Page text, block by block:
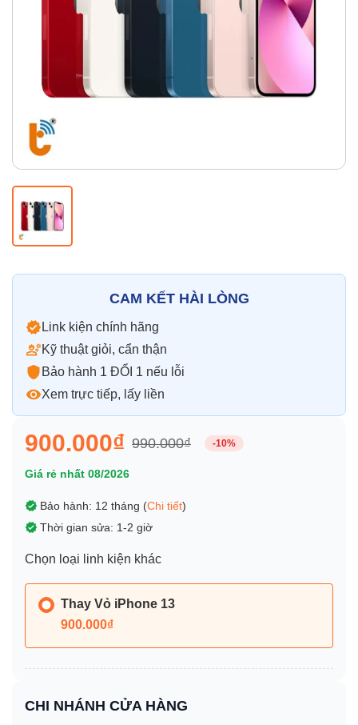
Pin Oppo
Pin Realme
CAM KẾT HÀI LÒNG
Link kiện chính hãng
Kỹ thuật giỏi, cẩn thận
Bảo hành 1 ĐỔI 1 nếu lỗi
Xem trực tiếp, lấy liền
900.000₫ 990.000₫ -10%
Giá rẻ nhất 08/2026
Bảo hành: 12 tháng (Chi tiết)
Thời gian sửa: 1-2 giờ
Chọn loại linh kiện khác
Thay Vỏ iPhone 13
900.000₫
CHI NHÁNH CỬA HÀNG